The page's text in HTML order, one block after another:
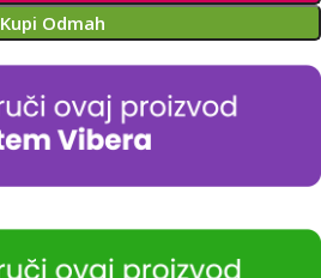
Kupi Odmah